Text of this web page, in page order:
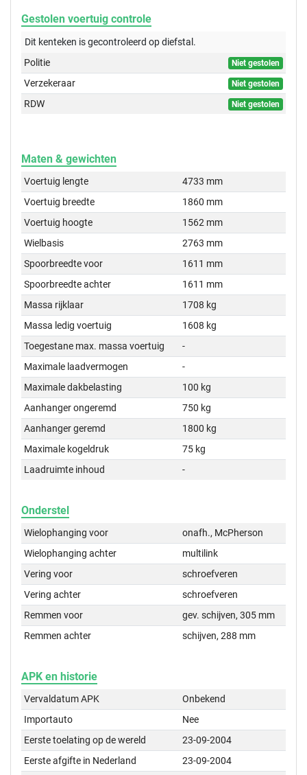
Gestolen voertuig controle
Dit kenteken is gecontroleerd opdiefstal.
Politie
Niet gestolen
Verzekeraar Niet gestolen
RDW Niet gestolen
Maten & gewichten
Voertuig lengte
4733 mm
Voertuig breedte
1860 mm
Voertuig hoogte
1562 mm
Wielbasis
2763 mm
Spoorbreedte voor
1611 mm
Spoorbreedte achter
1611 mm
Massa rijklaar
1708 kg
Massa ledig voertuig
1608 kg
Toegestane max. massa voertuig
-
Maximale laadvermogen
-
Maximale dakbelasting
100 kg
Aanhanger ongeremd
750 kg
Aanhanger geremd
1800 kg
Maximale kogeldruk
75 kg
Laadruimte inhoud
-
Onderstel
Wielophanging voor
onafh., McPherson
Wielophanging achter
multilink
Vering voor
schroefveren
Vering achter
schroefveren
Remmen voor
gev. schijven, 305 mm
Remmen achter
schijven, 288 mm
APK en historie
Vervaldatum APK
Onbekend
Importauto
Nee
Eerste toelating op de wereld
23-09-2004
Eerste afgifte in Nederland
23-09-2004